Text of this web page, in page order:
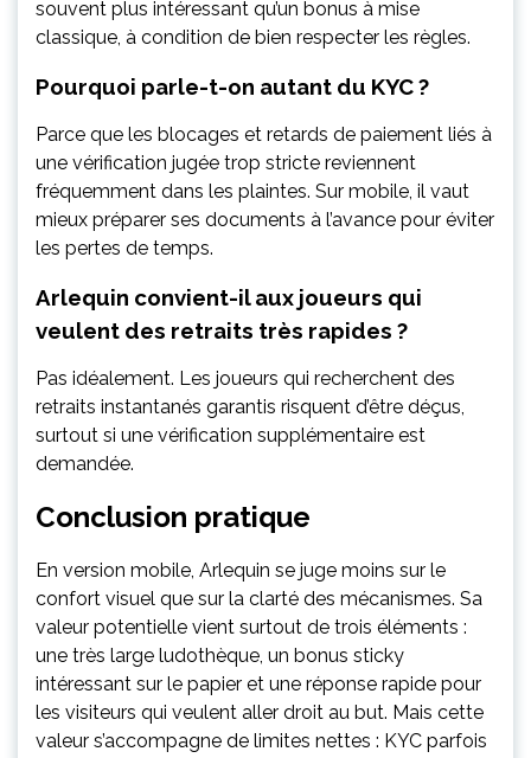
souvent plus intéressant qu’un bonus à mise
classique, à condition de bien respecter les règles.
Pourquoi parle-t-on autant du KYC ?
Parce que les blocages et retards de paiement liés à
une vérification jugée trop stricte reviennent
fréquemment dans les plaintes. Sur mobile, il vaut
mieux préparer ses documents à l’avance pour éviter
les pertes de temps.
Arlequin convient-il aux joueurs qui
veulent des retraits très rapides ?
Pas idéalement. Les joueurs qui recherchent des
retraits instantanés garantis risquent d’être déçus,
surtout si une vérification supplémentaire est
demandée.
Conclusion pratique
En version mobile, Arlequin se juge moins sur le
confort visuel que sur la clarté des mécanismes. Sa
valeur potentielle vient surtout de trois éléments :
une très large ludothèque, un bonus sticky
intéressant sur le papier et une réponse rapide pour
les visiteurs qui veulent aller droit au but. Mais cette
valeur s’accompagne de limites nettes : KYC parfois